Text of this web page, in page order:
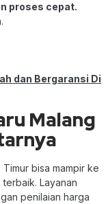
proses cepat.
.
dan Bergaransi Di
Malang
bisa mampir ke
terbaik. Layanan
penilaian harga